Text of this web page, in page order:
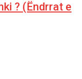
? (Ëndrrat e